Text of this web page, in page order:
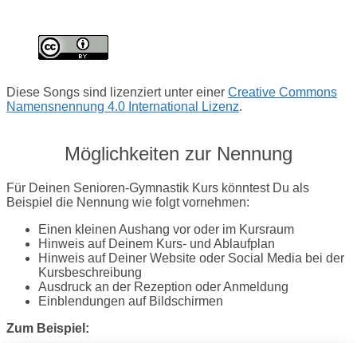
Diese Songs sind lizenziert unter einer Creative Commons
Namensnennung 4.0 International Lizenz.
Möglichkeiten zur Nennung
Für Deinen Senioren-Gymnastik Kurs könntest Du als
Beispiel die Nennung wie folgt vornehmen:
Einen kleinen Aushang vor oder im Kursraum
Hinweis auf Deinem Kurs- und Ablaufplan
Hinweis auf Deiner Website oder Social Media bei der
Kursbeschreibung
Ausdruck an der Rezeption oder Anmeldung
Einblendungen auf Bildschirmen
Zum Beispiel: